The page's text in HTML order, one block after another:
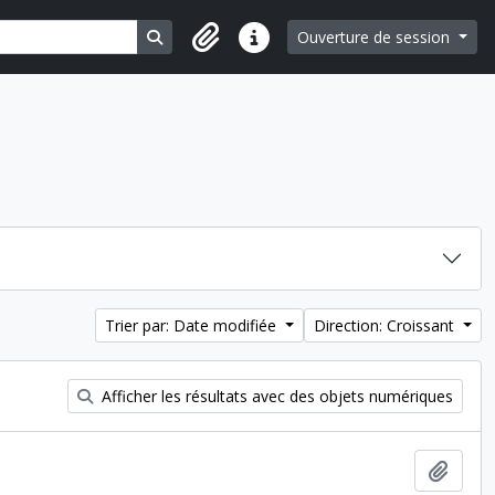
Search in browse page
Liens rapidesOuverture de session
Trier par: Date modifiée Direction: Croissant
Afficher les résultats avec des objets numériques